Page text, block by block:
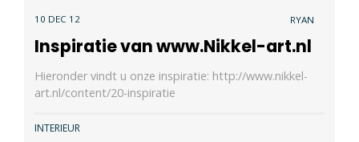
10 DEC 12 RYAN
Inspiratie van www.Nikkel-art.nl
Hieronder vindt u onze inspiratie: http://www.nikkel-
art.nl/content/20-inspiratie
INTERIEUR